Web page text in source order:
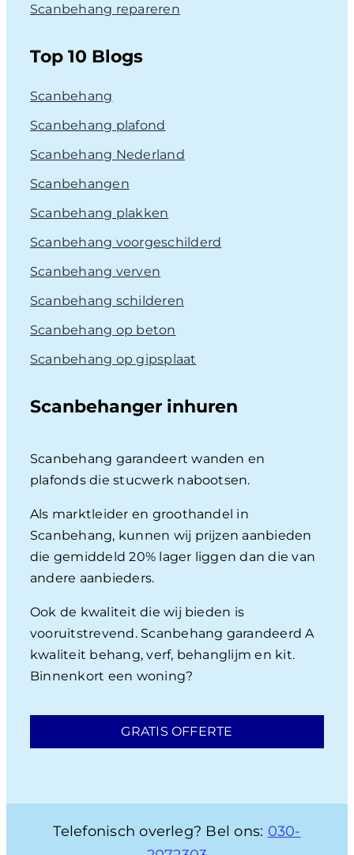
Scanbehang repareren
Top 10 Blogs
Scanbehang
Scanbehang plafond
Scanbehang Nederland
Scanbehangen
Scanbehang plakken
Scanbehang voorgeschilderd
Scanbehang verven
Scanbehang schilderen
Scanbehang op beton
Scanbehang op gipsplaat
Scanbehanger inhuren
Scanbehang garandeert wanden en
plafonds die stucwerk nabootsen.
Als marktleider en groothandel in
Scanbehang, kunnen wij prijzen aanbieden
die gemiddeld 20% lager liggen dan die van
andere aanbieders.
Ook de kwaliteit die wij bieden is
vooruitstrevend. Scanbehang garandeerd A
kwaliteit behang, verf, behanglijm en kit.
Binnenkort een woning?
GRATIS OFFERTE
Telefonisch overleg? Bel ons: 030-